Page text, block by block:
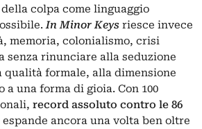
colpa come linguaggio
In Minor Keys riesce invece
memoria, colonialismo, crisi
senza rinunciare alla seduzione
qualità formale, alla dimensione
a una forma di gioia. Con 100
record assoluto contro le 86
espande ancora una volta ben oltre